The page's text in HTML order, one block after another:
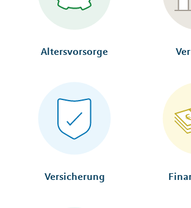
Altersvorsorge
Versicherung